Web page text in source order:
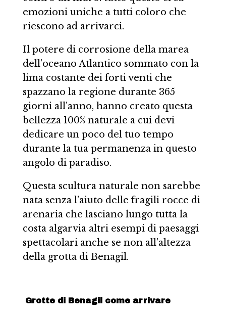
emozioni uniche a tutti coloro che
riescono ad arrivarci.
Il potere di corrosione della marea
dell’oceano Atlantico sommato con la
lima costante dei forti venti che
spazzano la regione durante 365
giorni all’anno, hanno creato questa
bellezza 100% naturale a cui devi
dedicare un poco del tuo tempo
durante la tua permanenza in questo
angolo di paradiso.
Questa scultura naturale non sarebbe
nata senza l’aiuto delle fragili rocce di
arenaria che lasciano lungo tutta la
costa algarvia altri esempi di paesaggi
spettacolari anche se non all’altezza
della grotta di Benagil.
Grotte di Benagil come arrivare